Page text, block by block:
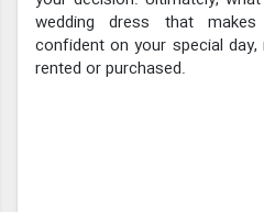
wedding dress that
confident on your special
rented or purchased.